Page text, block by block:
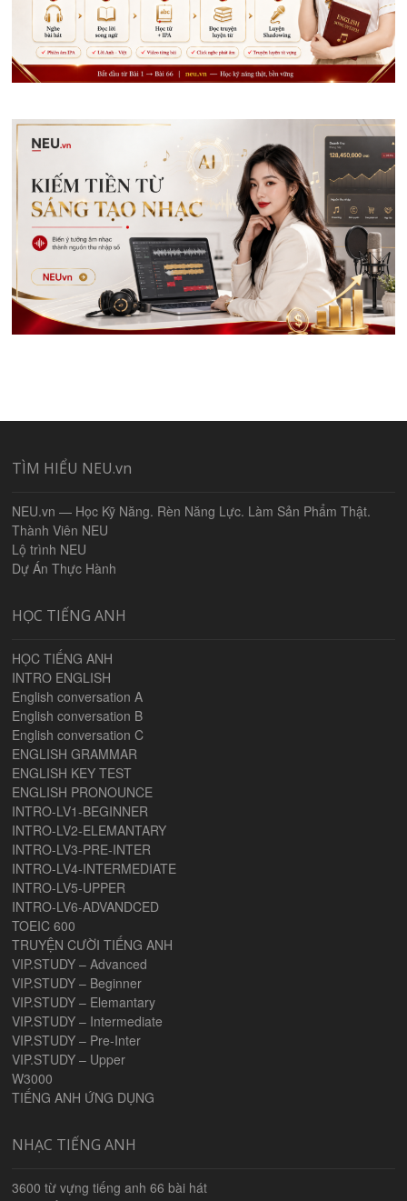
TÌM HIỂU NEU.vn
NEU.vn — Học Kỹ Năng. Rèn Năng Lực. Làm Sản Phẩm Thật.
Thành Viên NEU
Lộ trình NEU
Dự Án Thực Hành
HỌC TIẾNG ANH
HỌC TIẾNG ANH
INTRO ENGLISH
English conversation A
English conversation B
English conversation C
ENGLISH GRAMMAR
ENGLISH KEY TEST
ENGLISH PRONOUNCE
INTRO-LV1-BEGINNER
INTRO-LV2-ELEMANTARY
INTRO-LV3-PRE-INTER
INTRO-LV4-INTERMEDIATE
INTRO-LV5-UPPER
INTRO-LV6-ADVANDCED
TOEIC 600
TRUYỆN CƯỜI TIẾNG ANH
VIP.STUDY – Advanced
VIP.STUDY – Beginner
VIP.STUDY – Elemantary
VIP.STUDY – Intermediate
VIP.STUDY – Pre-Inter
VIP.STUDY – Upper
W3000
TIẾNG ANH ỨNG DỤNG
NHẠC TIẾNG ANH
3600 từ vựng tiếng anh 66 bài hát